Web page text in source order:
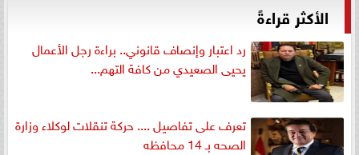
الأكثر قراءةً
رد اعتبار وإنصاف قانوني.. براءة رجل الأعمال
يحيى الصعيدي من كافة التهم...
تعرف على تفاصيل .... حركة تنقلات لوكلاء وزارة
الصحه بـ 14 محافظه